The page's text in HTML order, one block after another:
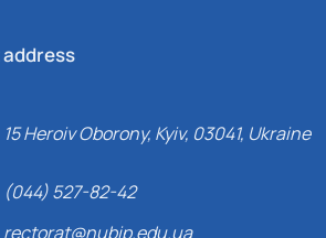
15 Heroiv Oborony, Kyiv, 03041, Ukraine
(044) 527-82-42
rectorat@nubip.edu.ua